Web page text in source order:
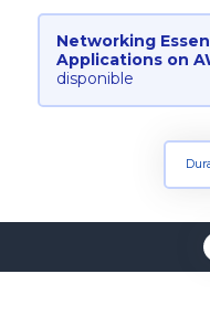
Networking
Applications on
disponible